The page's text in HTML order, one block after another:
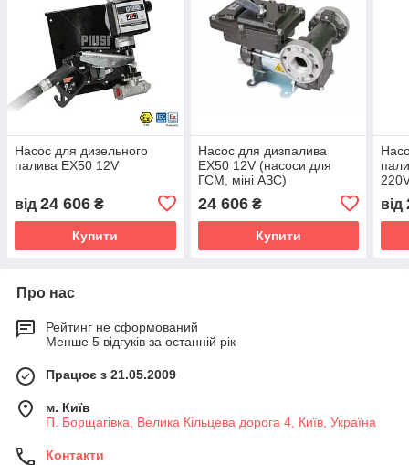
Насос для дизельного
палива EX50 12V
від 24 606 ₴
Купити
Насос для дизпалива
EX50 12V (насоси для
ГСМ, міні АЗС)
24 606₴
Купити
від
Про нас
Рейтинг не сформований
Менше 5 відгуків за останній рік
Працює з 21.05.2009
м. Київ
П. Борщагівка, Велика Кільцева дорога 4, Київ, Україна
Контакти